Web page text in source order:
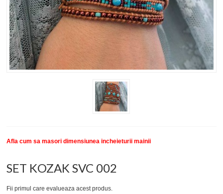
DESPRE NOI
TESTIMONIALE CLIENTI
INFO PRODUSE
Afla cum sa masori dimensiunea incheieturii mainii
SET KOZAK SVC 002
Fii primul care evalueaza acest produs.